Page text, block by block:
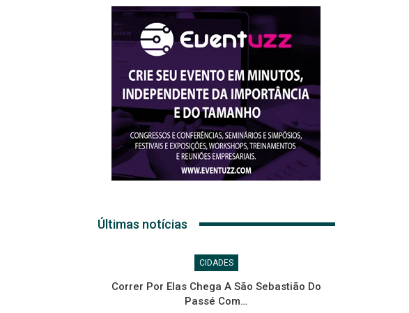
Últimas notícias
CIDADES
Correr Por Elas Chega A São Sebastião Do
Passé Com…